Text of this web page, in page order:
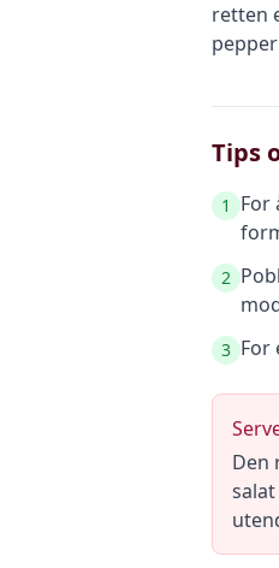
retten
Tips
1
For
2
3 For
Den